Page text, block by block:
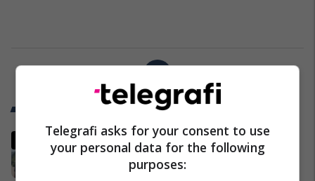
Trend Telegrafi
“Marre duhet me ju ardhë, turp
për votat që i keni”, njëri nga
protestuesit i drejtohet Bedri
Telegrafi asks for your consent to use
your personal data for the following
purposes: